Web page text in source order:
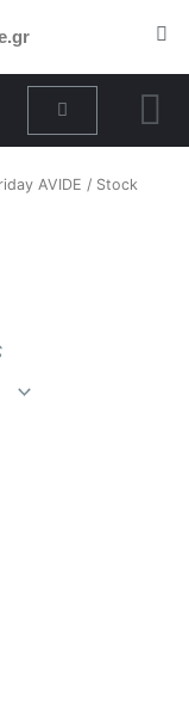
Cart
AVIDE / Stock